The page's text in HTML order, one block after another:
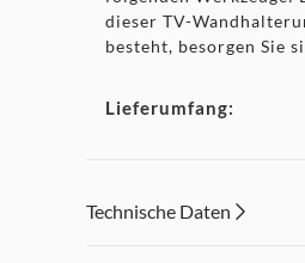
dieser TV-
besteht, besorgen Sie
Lieferumfang:
Technische Daten